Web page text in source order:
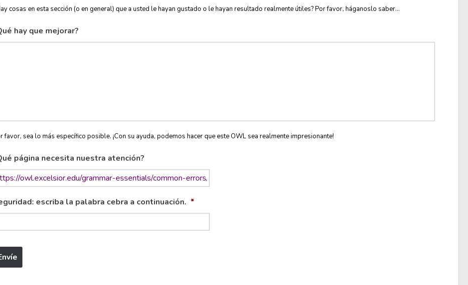
cosas en esta sección (o en general) que a usted le hayan gustado o le hayan resultado realmente útiles? Por favor, háganoslo saber...
hay que mejorar?
favor, sea lo más específico posible. ¡Con su ayuda, podemos hacer que este OWL sea realmente impresionante!
página necesita nuestra atención?
escriba la palabra cebra a continuación. *